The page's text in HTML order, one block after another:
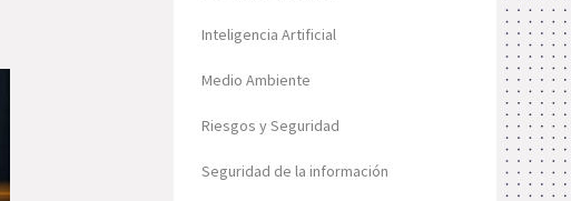
Inteligencia Artificial
Medio Ambiente
Riesgos y Seguridad
Seguridad de la información